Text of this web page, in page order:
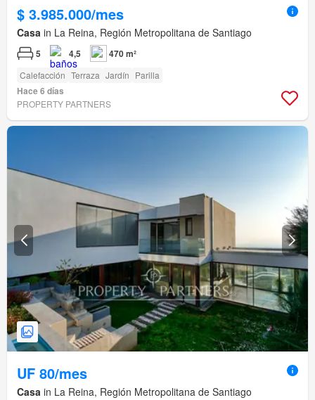
$ 3.985.000/mes
Casa in La Reina, Región Metropolitana de Santiago
5 4,5 470 m²
Calefacción Terraza Jardín Parilla
Hace 6 días
PROPERTY PARTNERS
UF 80/mes
Casa in La Reina, Región Metropolitana de Santiago